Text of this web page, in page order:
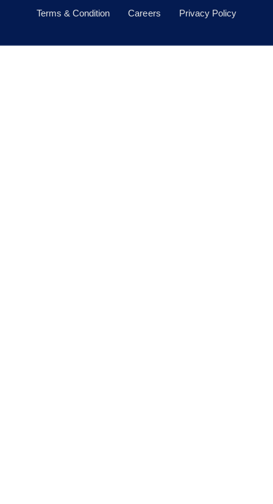
Terms & Condition Careers Privacy Policy